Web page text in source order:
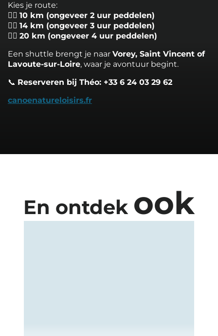
Kies je route:
🚣‍♂️ 10 km (ongeveer 2 uur peddelen)
🚣‍♂️ 14 km (ongeveer 3 uur peddelen)
🚣‍♂️ 20 km (ongeveer 4 uur peddelen)
Een shuttle brengt je naar Vorey, Saint Vincent of
Lavoute-sur-Loire, waar je avontuur begint.
📞 Reserveren bij Théo: +33 6 24 03 29 62
canoenatureloisirs.fr
En ontdek ook